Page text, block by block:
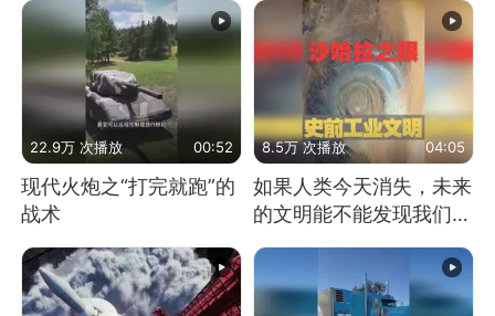
22.9万 次播放 00:52
现代火炮之“打完就跑”的
战术
8.5万 次播放 04:05
如果人类今天消失，未来
的文明能不能发现我们存